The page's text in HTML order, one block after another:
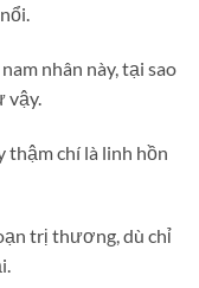
nhân này, tại sao
vậy.
chí là linh hồn
trị thương, dù chỉ